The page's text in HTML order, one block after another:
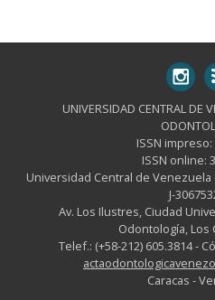
UNIVERSIDAD CENTRAL DE
ISSN impreso:
ISSN online:
Universidad Central de Venezuela
J-
Av. Los Ilustres, Ciudad
Odontología, Los
Telef.: (+58-212) 605.3814 -
Caracas -